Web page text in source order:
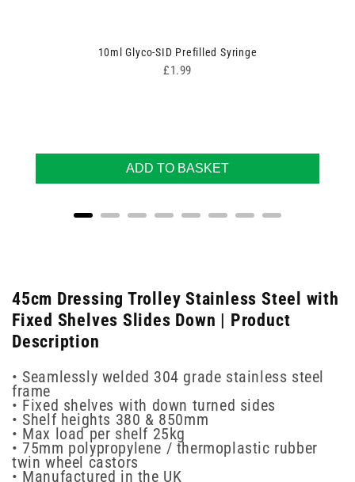
10ml Glyco-SID Prefilled Syringe
Price
£1.99
ADD TO BASKET
45cm Dressing Trolley Stainless Steel with
Fixed Shelves Slides Down | Product
Description
• Seamlessly welded 304 grade stainless steel
frame
• Fixed shelves with down turned sides
• Shelf heights 380 & 850mm
• Max load per shelf 25kg
• 75mm polypropylene / thermoplastic rubber
twin wheel castors
• Manufactured in the UK